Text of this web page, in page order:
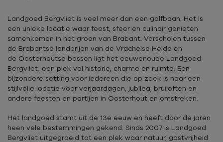
Landgoed Bergvliet is veel meer dan een golfbaan. Het is
een unieke locatie waar feest, sfeer en culinair genieten
samenkomen in het groen van Brabant. Verscholen tussen
de Brabantse landerijen van de Vrachelse Heide en
de Oosterhoutse bossen ligt het eeuwenoude Landgoed
Bergvliet: een plek vol historie, charme en ruimte. Een
bijzondere setting voor iedereen die op zoek is naar een
stijlvolle locatie voor verjaardagen, jubilea, bruiloften en
andere feesten en partijen in Oosterhout en omstreken.
Het landgoed stamt uit de 13e eeuw en heeft door de jaren
heen vele bestemmingen gekend. Sinds 2007 is Landgoed
Bergvliet uitgegroeid tot een plek waar natuur, gastvrijheid